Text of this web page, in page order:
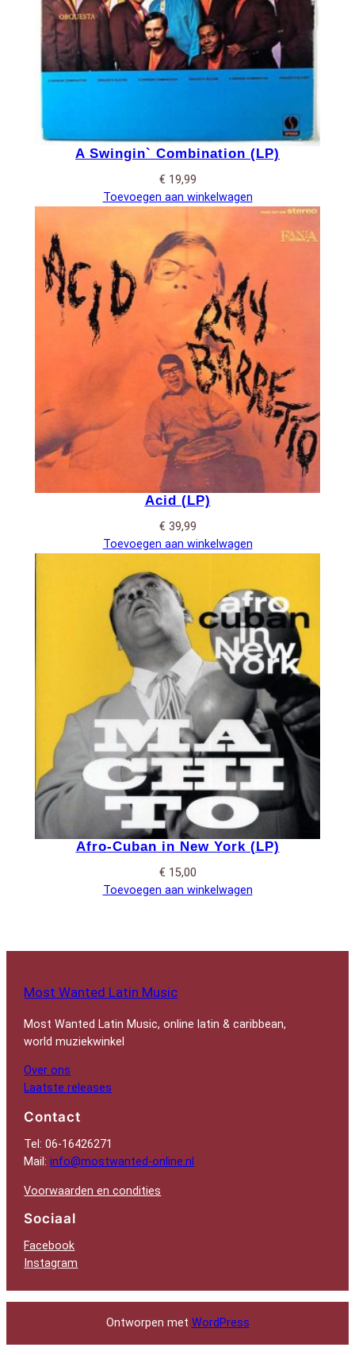
A Swingin` Combination (LP)
€ 19,99
Toevoegen aan winkelwagen
Acid (LP)
€ 39,99
Toevoegen aan winkelwagen
Afro-Cuban in New York (LP)
€ 15,00
Toevoegen aan winkelwagen
Most Wanted Latin Music
Most Wanted Latin Music, online latin & caribbean,
world muziekwinkel
Over ons
Laatste releases
Contact
Tel: 06-16426271
Mail:info@mostwanted-online.nl
Voorwaarden en condities
Sociaal
Facebook
Instagram
Ontworpen met WordPress